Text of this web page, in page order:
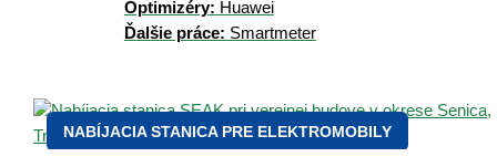
Optimizéry: Huawei
Ďalšie práce: Smartmeter
NABÍJACIA STANICA PRE ELEKTROMOBILY